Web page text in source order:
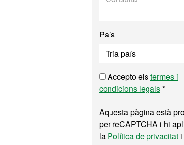
País
Accepto elstermes i
condicions legals*
Aquesta pàgina està
per reCAPTCHA i hi
la Política de privacitat i